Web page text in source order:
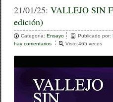
c
e
b
o
o
k
tt
er
m
p
ar
tir
21/01/25:VALLEJO SIN
edición)
Categoría:Ensayo Publicado por:
hay comentarios
A
L
E
J
Visto:465 veces